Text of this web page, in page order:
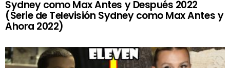
Sydney como Max Antes y Después 2022
(Serie de Televisión Sydney como Max Antes y
Ahora 2022)